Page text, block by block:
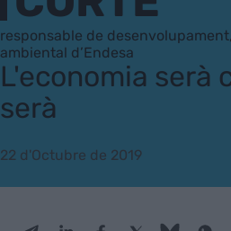
responsable de
ambiental d’Endesa
L'economia serà
serà
22 d'Octubre de 2019